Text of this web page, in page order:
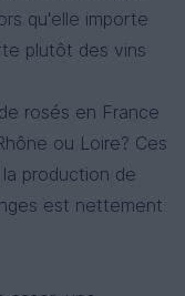
qu'elle importe
plutôt des vins
rosés en France
ou Loire? Ces
production de
est nettement